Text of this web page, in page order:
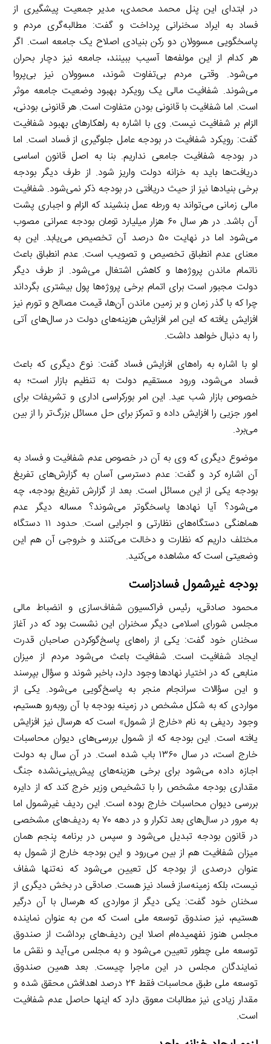
در ابتدای این پنل محمد محمدی، مدیر جمعیت پیشگیری از
فساد به ایراد سخنرانی پرداخت و گفت: مطالبه‌گری مردم و
پاسخگویی مسوولان دو رکن بنیادی اصلاح یک جامعه است. اگر
هر کدام از این مولفه‌ها آسیب ببینند، جامعه نیز دچار بحران
می‌شود. وقتی مردم بی‌تفاوت شوند، مسوولان نیز بی‌پروا
می‌شوند. شفافیت مالی یک رویکرد بهبود وضعیت جامعه موثر
است. اما شفافیت با قانونی بودن متفاوت است. هر قانونی بودنی،
الزام بر شفافیت نیست. وی با اشاره به راهکار‌های بهبود شفافیت
گفت: رویکرد شفافیت در بودجه عامل جلوگیری از فساد است. اما
در بودجه شفافیت جامعی نداریم. بنا به اصل قانون اساسی
دریافت‌ها باید به خزانه دولت واریز شود. از طرف دیگر بودجه
برخی بنیادها نیز از حیث دریافتی در بودجه ذکر نمی‌شود. شفافیت
مالی زمانی می‌تواند به ورطه عمل بنشیند که الزام و اجباری پشت
آن باشد. در هر سال ۶۰ هزار میلیارد تومان بودجه عمرانی مصوب
می‌شود اما در نهایت ۵۰ درصد آن تخصیص می‌یابد. این به
معنای عدم انطباق تخصیص و تصویب است. عدم انطباق باعث
ناتمام ماندن پروژه‌ها و کاهش اشتغال می‌شود. از طرف دیگر
دولت مجبور است برای اتمام برخی پروژه‌ها پول بیشتری بگرداند
چرا که با گذر زمان و بر زمین ماندن آن‌ها، قیمت مصالح و تورم نیز
افزایش یافته که این امر افزایش هزینه‌های دولت در سال‌های آتی
را به دنبال خواهد داشت.
او با اشاره به راه‌های افزایش فساد گفت: نوع دیگری که باعث
فساد می‌شود، ورود مستقیم دولت به تنظیم بازار است؛ به
خصوص بازار شب عید. این امر بورکراسی اداری و تشریفات برای
امور جزیی را افزایش داده و تمرکز برای حل مسائل بزرگ‌تر را از بین
می‌برد.
موضوع دیگری که وی به آن در خصوص عدم شفافیت و فساد به
آن اشاره کرد و گفت: عدم دسترسی آسان به گزارش‌های تفریغ
بودجه یکی از این مسائل است. بعد از گزارش تفریغ بودجه، چه
می‌شود؟ آیا نهادها پاسخگوتر می‌شوند؟ مساله دیگر عدم
هماهنگی دستگاه‌های نظارتی و اجرایی است. حدود ۱۱ دستگاه
مختلف داریم که نظارت و دخالت می‌کنند و خروجی آن هم این
وضعیتی است که مشاهده می‌کنید.
بودجه غیرشمول فسادزاست
محمود صادقی، رئیس فراکسیون شفاف‌سازی و انضباط مالی
مجلس شورای اسلامی دیگر سخنران این نشست بود که در آغاز
سخنان خود گفت: یکی از راه‌های پاسخ‌گوکردن صاحبان قدرت
ایجاد شفافیت است. شفافیت باعث می‌شود مردم از میزان
منابعی که در اختیار نهادها وجود دارد، باخبر شوند و سؤال بپرسند
و این سؤالات سرانجام منجر به پاسخ‌گویی می‌شود. یکی از
مواردی که به شکل مشخص در زمینه بودجه با آن روبه‌رو هستیم،
وجود ردیفی به نام «خارج از شمول» است که هرسال نیز افزایش
یافته است. این بودجه که از شمول بررسی‌های دیوان محاسبات
خارج است، در سال ۱۳۶۰ باب شده است. در آن سال به دولت
اجازه داده می‌شود برای برخی هزینه‌های پیش‌بینی‌نشده جنگ
مقداری بودجه مشخص را با تشخیص وزیر خرج کند که از دایره
بررسی دیوان محاسبات خارج بوده است. این ردیف غیرشمول اما
به مرور در سال‌های بعد تکرار و در دهه ۷۰ به ردیف‌های مشخصی
در قانون بودجه تبدیل می‌شود و سپس در برنامه پنجم همان
میزان شفافیت هم از بین می‌رود و این بودجه خارج از شمول به
عنوان درصدی از بودجه کل تعیین می‌شود که نه‌تنها شفاف
نیست، بلکه زمینه‌ساز فساد نیز هست. صادقی در بخش دیگری از
سخنان خود گفت: یکی دیگر از مواردی که هرسال با آن درگیر
هستیم، نیز صندوق توسعه ملی است که من به عنوان نماینده
مجلس هنوز نفهمیده‌ام اصلا این ردیف‌های برداشت از صندوق
توسعه ملی چطور تعیین می‌شود و به مجلس می‌آید و نقش ما
نمایندگان مجلس در این ماجرا چیست. بعد همین صندوق
توسعه ملی طبق محاسبات فقط ۲۴ درصد اهدافش محقق شده و
مقدار زیادی نیز مطالبات معوق دارد که اینها حاصل عدم شفافیت
است.